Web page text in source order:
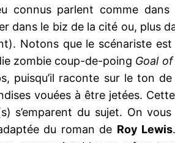
connus parlent comme
dans le biz de la cité ou, plus
Notons que le scénariste est
zombie coup-de-poing Goal
puisqu’il raconte sur le ton
vouées à être jetées.
s’emparent du sujet. On
du roman de Roy Lewis